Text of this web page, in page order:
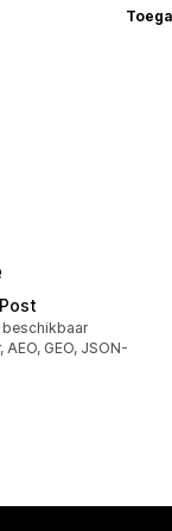
GEO, JSON-